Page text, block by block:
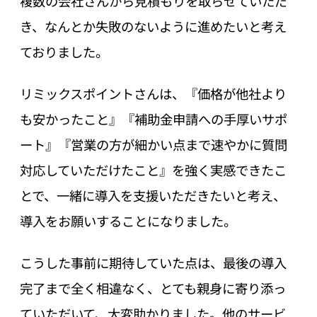
き、なんとか失敗のないように進めたいと考え
ておりました。
リミックスポイントさんは、『価格が他社より
も安かったこと』『補助金申請への手厚いサポ
ート』『営業の方が細かい点まで速やかに質問
対応していただけたこと』を強く実感できたこ
とで、一緒に導入を支援いただきたいと考え、
導入をお願いすることになりました。
こうした事前に期待していた点は、最後の導入
完了まで全く相違なく、とても親身に寄り添っ
ていただいて、大変助かりました。他のサービ